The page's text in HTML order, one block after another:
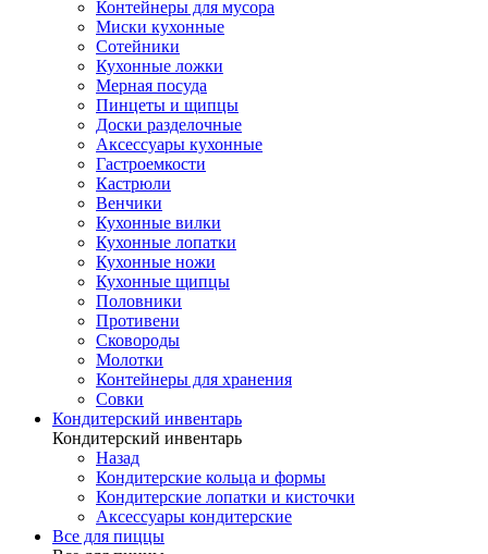
Контейнеры для мусора
Миски кухонные
Сотейники
Кухонные ложки
Мерная посуда
Пинцеты и щипцы
Доски разделочные
Аксессуары кухонные
Гастроемкости
Кастрюли
Венчики
Кухонные вилки
Кухонные лопатки
Кухонные ножи
Кухонные щипцы
Половники
Противени
Сковороды
Молотки
Контейнеры для хранения
Совки
Кондитерский инвентарь
Кондитерский инвентарь
Назад
Кондитерские кольца и формы
Кондитерские лопатки и кисточки
Аксессуары кондитерские
Все для пиццы